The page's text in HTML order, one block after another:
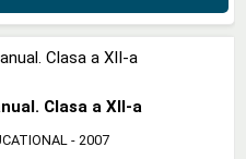
Clasa a XII-a
- 2007